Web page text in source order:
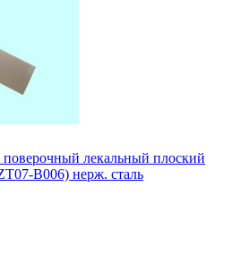
лекальный плоский
B006) нерж. сталь